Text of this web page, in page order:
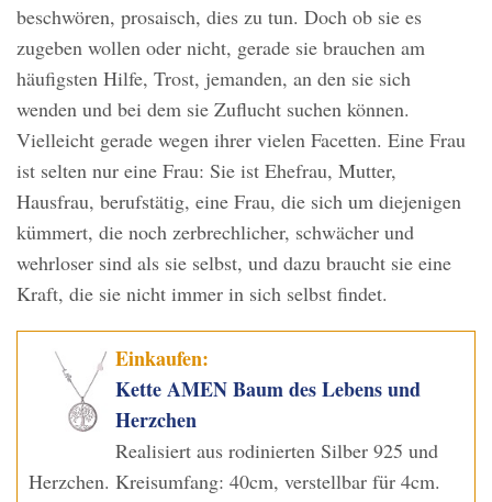
beschwören, prosaisch, dies zu tun. Doch ob sie es
zugeben wollen oder nicht, gerade sie brauchen am
häufigsten Hilfe, Trost, jemanden, an den sie sich
wenden und bei dem sie Zuflucht suchen können.
Vielleicht gerade wegen ihrer vielen Facetten. Eine Frau
ist selten nur eine Frau: Sie ist Ehefrau, Mutter,
Hausfrau, berufstätig, eine Frau, die sich um diejenigen
kümmert, die noch zerbrechlicher, schwächer und
wehrloser sind als sie selbst, und dazu braucht sie eine
Kraft, die sie nicht immer in sich selbst findet.
Einkaufen:
Kette AMEN Baum des Lebens und
Herzchen
Realisiert aus rodinierten Silber 925 und
Herzchen. Kreisumfang: 40cm, verstellbar für 4cm.